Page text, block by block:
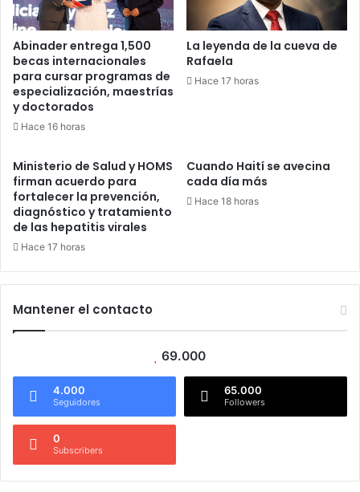
Abinader entrega 1,500
becas internacionales
para cursar programas de
especialización, maestrías
y doctorados
Hace 16 horas
La leyenda de la cueva de
Rafaela
Hace 17 horas
Ministerio de Salud y HOMS
firman acuerdo para
fortalecer la prevención,
diagnóstico y tratamiento
de las hepatitis virales
Hace 17 horas
Cuando Haití se avecina
cada día más
Hace 18 horas
Mantener el contacto
69.000
4.000
Seguidores
65.000
Followers
0
Subscribers